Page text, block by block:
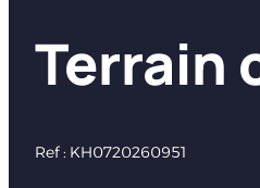
Terrain
Ref : KH0720260951